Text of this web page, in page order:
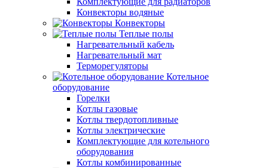
Конвекторы водяные
Конвекторы
Теплые полы
Нагревательный кабель
Нагревательный мат
Терморегуляторы
Котельное
оборудование
Горелки
Котлы газовые
Котлы твердотопливные
Котлы электрические
Комплектующие для котельного
оборудования
Котлы комбинированные